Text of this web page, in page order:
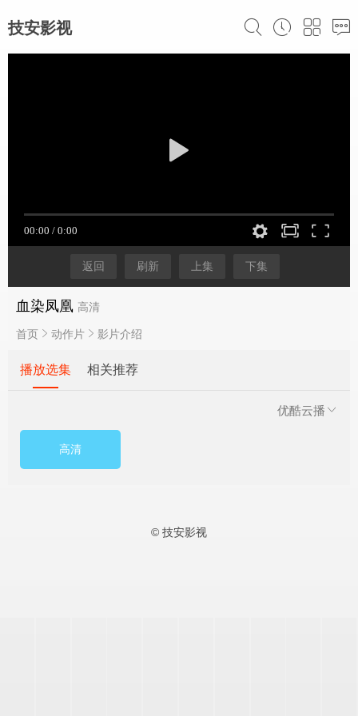
技安影视
返回 刷新 上集 下集
血染凤凰 高清
首页 动作片 影片介绍
播放选集 相关推荐
优酷云播
高清
© 技安影视